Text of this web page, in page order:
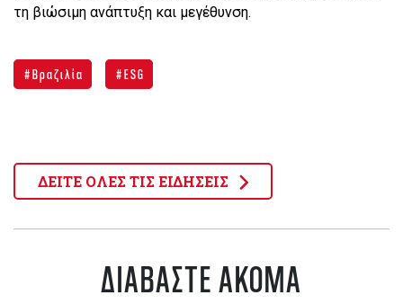
τη βιώσιμη ανάπτυξη και μεγέθυνση.
Βραζιλία ESG
ΔΕΙΤΕ ΟΛΕΣ ΤΙΣ ΕΙΔΗΣΕΙΣ
ΔΙΑΒΑΣΤΕ ΑΚΟΜΑ